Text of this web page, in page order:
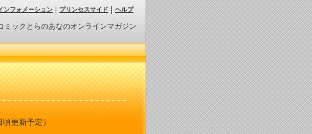
ミックとらのあなのオンラインマガジン
ンフォメーション プリンセスサイド ヘルプ
更新予定）